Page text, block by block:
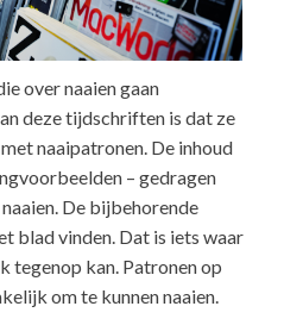
over naaien gaan
deze tijdschriften is dat ze
naaipatronen. De inhoud
– gedragen
De bijbehorende
blad vinden. Dat is iets waar
tegenop kan. Patronen op
om te kunnen naaien.